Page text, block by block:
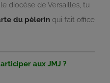
diocèse de Versailles, tu
du pèlerin qui fait office
aux JMJ ?